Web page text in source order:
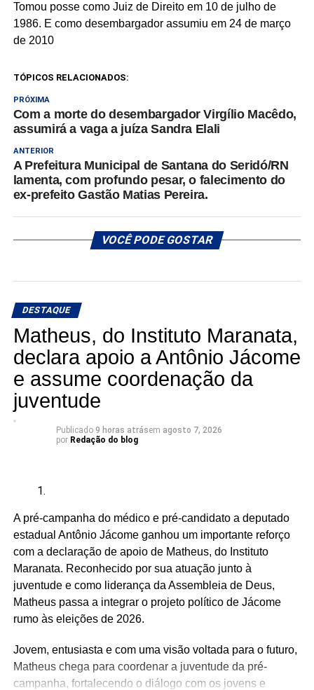
Tomou posse como Juiz de Direito em 10 de julho de
1986. E como desembargador assumiu em 24 de março
de 2010
TÓPICOS RELACIONADOS:
PRÓXIMA
Com a morte do desembargador Virgílio Macêdo,
assumirá a vaga a juíza Sandra Elali
ANTERIOR
A Prefeitura Municipal de Santana do Seridó/RN
lamenta, com profundo pesar, o falecimento do
ex-prefeito Gastão Matias Pereira.
VOCÊ PODE GOSTAR
DESTAQUE
Matheus, do Instituto Maranata,
declara apoio a Antônio Jácome
e assume coordenação da
juventude
Publicado 9 horas atrásem agosto 7, 2026
por Redação do blog
A pré-campanha do médico e pré-candidato a deputado
estadual Antônio Jácome ganhou um importante reforço
com a declaração de apoio de Matheus, do Instituto
Maranata. Reconhecido por sua atuação junto à
juventude e como liderança da Assembleia de Deus,
Matheus passa a integrar o projeto político de Jácome
rumo às eleições de 2026.
Jovem, entusiasta e com uma visão voltada para o futuro,
Matheus chega para coordenar a juventude da pré-
campanha, fortalecendo o diálogo com os jovens e